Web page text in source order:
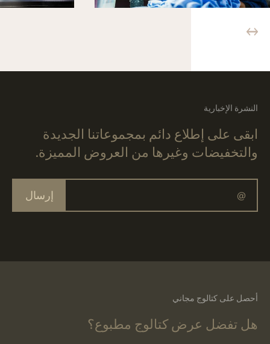
النشرة الإخبارية
ابقى على إطلاع دائم بمجموعاتنا الجديدة
والتخفيضات وغيرها من العروض المميزة.
إرسال
أحصل على كتالوج مجاني
هل تفضل عرض كتالوج مطبوع؟